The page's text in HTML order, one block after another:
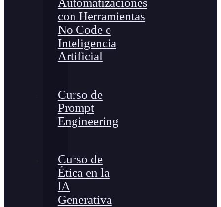
Automatizaciones
con Herramientas
No Code e
Inteligencia
Artificial
Curso de
Prompt
Engineering
Curso de
Ética en la
lA
Generativa